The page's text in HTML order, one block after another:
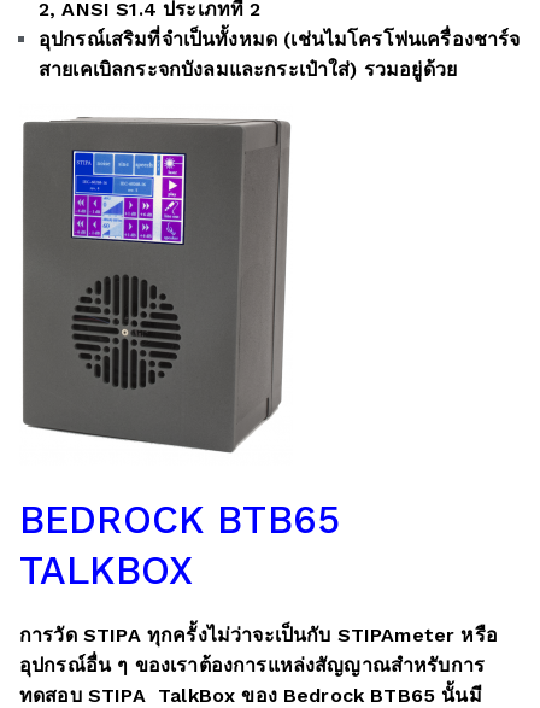
2, ANSI S1.4 ประเภทที่ 2
อุปกรณ์เสริมที่จำเป็นทั้งหมด (เช่นไมโครโฟนเครื่องชาร์จ
สายเคเบิลกระจกบังลมและกระเป๋าใส่) รวมอยู่ด้วย
BEDROCK BTB65
TALKBOX
การวัด STIPA ทุกครั้งไม่ว่าจะเป็นกับ STIPAmeter หรือ
อุปกรณ์อื่น ๆ ของเราต้องการแหล่งสัญญาณสำหรับการ
ทดสอบ STIPA TalkBox ของ Bedrock BTB65 นั้นมี